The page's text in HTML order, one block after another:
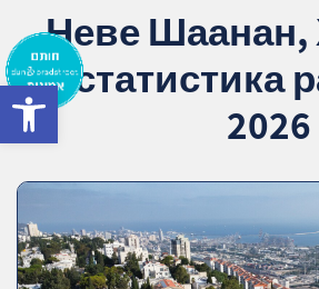
1. Неве Шаанан,
Неве
статистика